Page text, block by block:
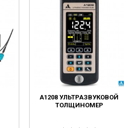
А1208 УЛЬТРАЗВУКОВОЙ
ТОЛЩИНОМЕР